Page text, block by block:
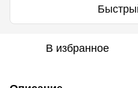
В избранное